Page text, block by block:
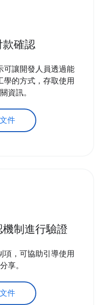
確認
可讓開發人員透過能
學的方式，存取使用
資訊。
件
制進行驗證
項，可協助引導使用
享。
件